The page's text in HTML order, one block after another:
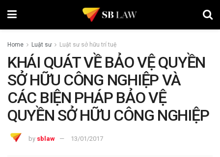
Home Luật sư Luật sư sở hữu trí tuệ
KHÁI QUÁT VỀ BẢO VỆ QUYỀN
SỞ HỮU CÔNG NGHIỆP VÀ
CÁC BIỆN PHÁP BẢO VỆ
QUYỀN SỞ HỮU CÔNG NGHIỆP
by sblaw 13/01/2017